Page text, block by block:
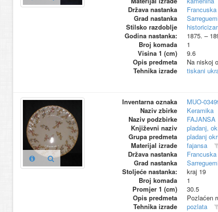
Država nastanka
Francuska
Grad nastanka
Stilsko razdoblje
Godina nastanka:
1875. –
Broj komada
1
Visina 1 (cm)
9.6
Opis predmeta
Na niskoj
Tehnika izrade
tiskani
Inventarna oznaka
MUO-
Naziv zbirke
Keramika
Naziv podzbirke
FAJANSA
Književni naziv
pladanj,
Grupa predmeta
pladanj
Materijal izrade
fajansa
Država nastanka
Francuska
Grad nastanka
Stoljeće nastanka:
kraj 19
Broj komada
1
Promjer 1 (cm)
30.5
Opis predmeta
Pozlaćen
Tehnika izrade
pozlata